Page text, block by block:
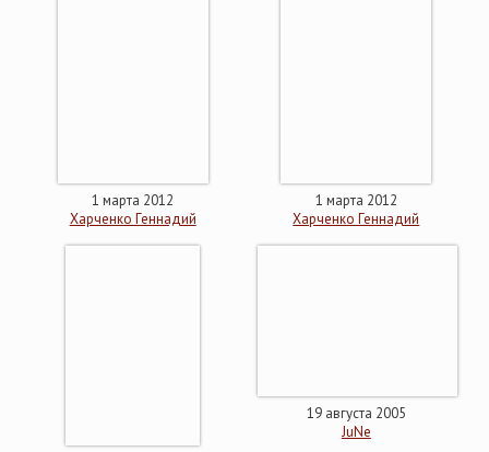
1 марта 2012
Харченко Геннадий
1 марта 2012
Харченко Геннадий
19 августа 2005
JuNe